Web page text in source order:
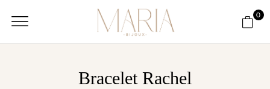
0
Bracelet Rachel